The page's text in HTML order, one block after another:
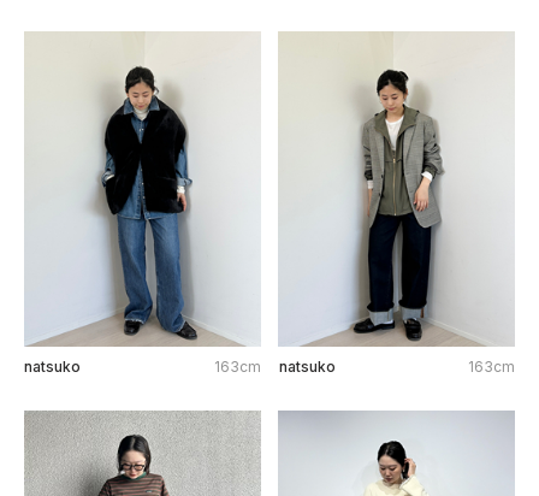
natsuko 163cm natsuko 163cm